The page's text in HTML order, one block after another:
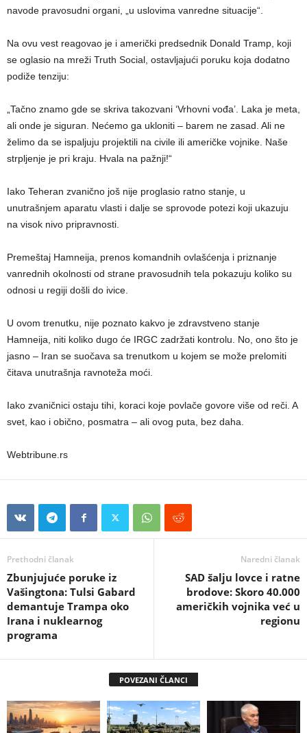
navode pravosudni organi, „u uslovima vanredne situacije“.
Na ovu vest reagovao je i američki predsednik Donald Tramp, koji
se oglasio na mreži Truth Social, ostavljajući poruku koja dodatno
podiže tenziju:
„Tačno znamo gde se skriva takozvani ‘Vrhovni vođa’. Laka je meta,
ali onde je siguran. Nećemo ga ukloniti – barem ne zasad. Ali ne
želimo da se ispaljuju projektili na civile ili američke vojnike. Naše
strpljenje je pri kraju. Hvala na pažnji!“
Iako Teheran zvanično još nije proglasio ratno stanje, u
unutrašnjem aparatu vlasti i dalje se sprovode potezi koji ukazuju
na visok nivo pripravnosti.
Premeštaj Hamneija, prenos komandnih ovlašćenja i priznanje
vanrednih okolnosti od strane pravosudnih tela pokazuju koliko su
odnosi u regiji došli do ivice.
U ovom trenutku, nije poznato kakvo je zdravstveno stanje
Hamneija, niti koliko dugo će IRGC zadržati kontrolu. No, ono što je
jasno – Iran se suočava sa trenutkom u kojem se može prelomiti
čitava unutrašnja ravnoteža moći.
Iako zvaničnici ostaju tihi, koraci koje povlače govore više od reči. A
svet, kao i obično, posmatra – ali ovog puta, bez daha.
Webtribune.rs
Prethodni članak
Zbunjujuće poruke iz
Vašingtona: Tulsi Gabard
demantuje Trampa oko
Irana i nuklearnog
programa
Naredni članak
SAD šalju lovce i ratne
brodove: Skoro 40.000
američkih vojnika već u
regionu
POVEZANI ČLANCI